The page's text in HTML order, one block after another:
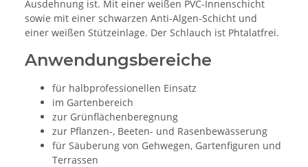
Ausdehnung ist. Mit einer weißen PVC-Innenschicht
sowie mit einer schwarzen Anti-Algen-Schicht und
einer weißen Stützeinlage. Der Schlauch ist Phtalatfrei.
Anwendungsbereiche
für halbprofessionellen Einsatz
im Gartenbereich
zur Grünflächenberegnung
zur Pflanzen-, Beeten- und Rasenbewässerung
für Säuberung von Gehwegen, Gartenfiguren und
Terrassen